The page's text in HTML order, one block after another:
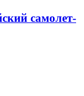
самолет-